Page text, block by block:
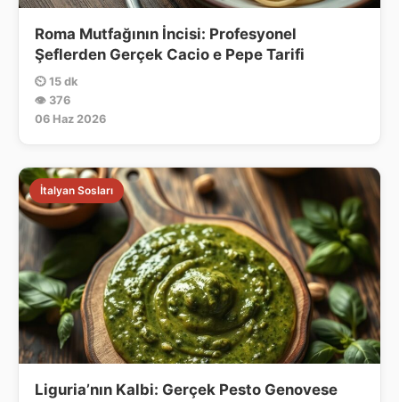
Roma Mutfağının İncisi: Profesyonel
Şeflerden Gerçek Cacio e Pepe Tarifi
⏲ 15 dk
👁 376
06 Haz 2026
İtalyan Sosları
Liguria’nın Kalbi: Gerçek Pesto Genovese